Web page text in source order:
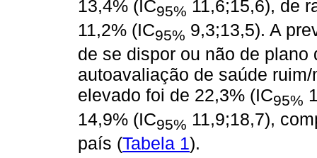
13,4% (IC95% 11,6;15,6), de
11,2% (IC95% 9,3;13,5). A
de se dispor ou não de
autoavaliação de saúde
elevado foi de 22,3% (IC95%
14,9% (IC95% 11,9;18,7),
país (Tabela 1).